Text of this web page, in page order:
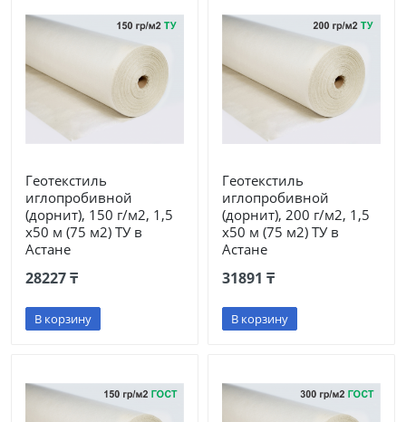
Геотекстиль
иглопробивной
(дорнит), 150 г/м2, 1,5
х50 м (75 м2) ТУ в
Астане
28227 ₸
В корзину
Геотекстиль
иглопробивной
(дорнит), 200 г/м2, 1,5
х50 м (75 м2) ТУ в
Астане
31891 ₸
В корзину